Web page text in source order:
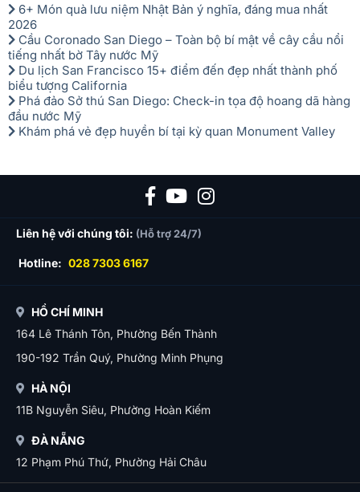
6+ Món quà lưu niệm Nhật Bản ý nghĩa, đáng mua nhất
2026
Cầu Coronado San Diego – Toàn bộ bí mật về cây cầu nổi
tiếng nhất bờ Tây nước Mỹ
Du lịch San Francisco 15+ điểm đến đẹp nhất thành phố
biểu tượng California
Phá đảo Sở thú San Diego: Check-in tọa độ hoang dã hàng
đầu nước Mỹ
Khám phá vẻ đẹp huyền bí tại kỳ quan Monument Valley
Liên hệ với chúng tôi: (Hỗ trợ 24/7)
Hotline: 028 7303 6167
HỒ CHÍ MINH
164 Lê Thánh Tôn, Phường Bến Thành
190-192 Trần Quý, Phường Minh Phụng
HÀ NỘI
11B Nguyễn Siêu, Phường Hoàn Kiếm
ĐÀ NẴNG
12 Phạm Phú Thứ, Phường Hải Châu